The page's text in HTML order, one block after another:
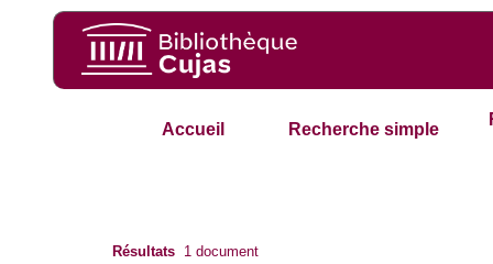
Accueil Recherche simple
Résultats 1 document